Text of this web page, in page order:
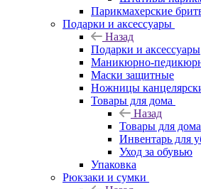
Парикмахерские
Подарки и аксессуары
Назад
Подарки и аксессуары
Маникюрно-
Маски защитные
Ножницы
Товары для дома
Назад
Товары для дома
Инвентарь для
Уход за обувью
Упаковка
Рюкзаки и сумки